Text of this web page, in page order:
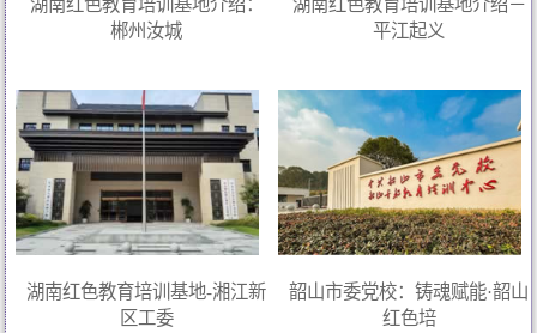
湖南红色教育培训基地介绍：
郴州汝城
湖南红色教育培训基地介绍－
平江起义
湖南红色教育培训基地-湘江新
区工委
韶山市委党校：铸魂赋能·韶山
红色培